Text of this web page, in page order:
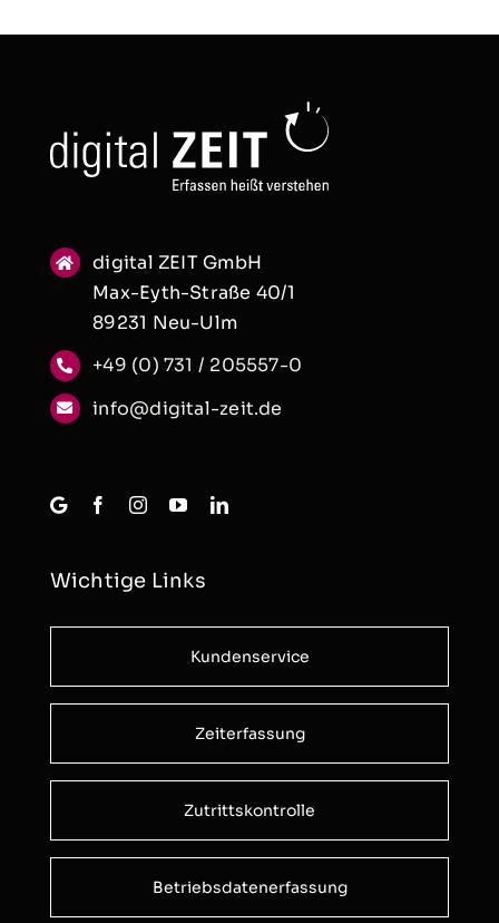
digital ZEIT GmbH
Max-Eyth-Straße 40/1
89231 Neu-Ulm
+49 (0) 731 / 205557-0
info@digital-zeit.de
Wichtige Links
Kundenservice
Zeiterfassung
Zutrittskontrolle
Betriebsdatenerfassung